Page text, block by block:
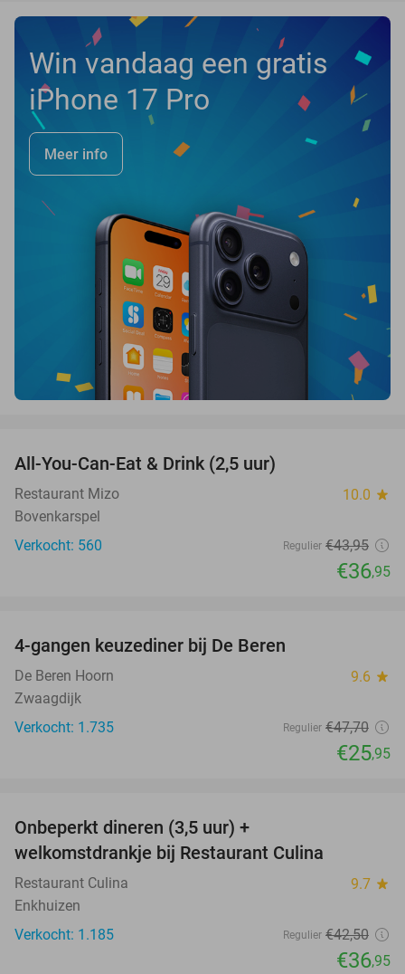
Win vandaag een gratis
iPhone 17 Pro
Meer info
All-You-Can-Eat & Drink (2,5 uur)
Restaurant Mizo 10.0 star
Bovenkarspel
Verkocht: 560
Regulier €43,95
€36,95
4-gangen keuzediner bij De Beren
De Beren Hoorn 9.6 star
Zwaagdijk
Verkocht: 1.735
Regulier €47,70
€25,95
Onbeperkt dineren (3,5 uur) +
welkomstdrankje bij Restaurant Culina
Restaurant Culina 9.7 star
Enkhuizen
Verkocht: 1.185
Regulier €42,50
€36,95